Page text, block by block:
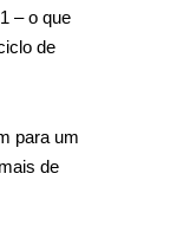
– o que
de
para um
de